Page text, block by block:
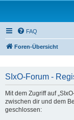
FAQ
Foren-Übersicht
SIxO-Forum -
Mit dem Zugriff auf
zwischen dir und dem
geschlossen: